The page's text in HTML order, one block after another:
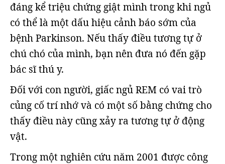
đáng kể triệu chứng giật mình trong khi ngủ
có thể là một dấu hiệu cảnh báo sớm của
bệnh Parkinson. Nếu thấy điều tương tự ở
chú chó của mình, bạn nên đưa nó đến gặp
bác sĩ thú y.
Đối với con người, giấc ngủ REM có vai trò
củng cố trí nhớ và có một số bằng chứng cho
thấy điều này cũng xảy ra tương tự ở động
vật.
Trong một nghiên cứu năm 2001 được công